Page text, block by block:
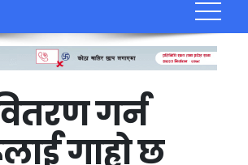
गर्न
गाह्रो छ